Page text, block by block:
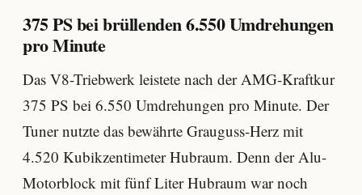
375 PS bei brüllenden 6.550 Umdrehungen
pro Minute
Das V8-Triebwerk leistete nach der AMG-Kraftkur
375 PS bei 6.550 Umdrehungen pro Minute. Der
Tuner nutzte das bewährte Grauguss-Herz mit
4.520 Kubikzentimeter Hubraum. Denn der Alu-
Motorblock mit fünf Liter Hubraum war noch